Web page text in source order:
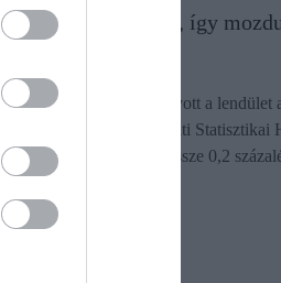
Örülhetnek a bérlők, így
Úgy tűnik, áprilisra elfogyott a lendület
Ingatlan.com és a Központi Statisztikai
szerint országosan mindössze 0,2
bérleti díjak…